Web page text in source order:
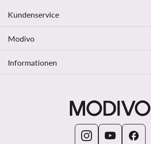
Kundenservice
Modivo
Informationen